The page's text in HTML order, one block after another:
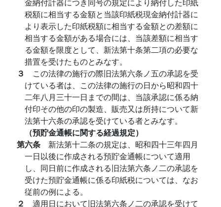
税額に相当する金額と当該印紙税現金納付計器に
より表示した印紙税額に相当する金額との差額に
相当する金額がある場合には、当該差額に相当す
る金額を限度として、新法第十条第二項の必要な
措置を受けたものとみなす。
３ この法律の施行の際旧法第六条ノ五の承認を受
けている者は、この法律の施行の日から昭和四十
二年八月三十一日までの間は、当該承認に係る納
付印その他の印の製造、販売又は所持について新
法第十六条の承認を受けている者とみなす。
（預貯金通帳に関する経過規定）
第六条 新法第十二条の規定は、昭和四十三年四月
一日以後に作成される預貯金通帳について適用
し、同日前に作成される旧法第六条ノ二の承認を
受けた預貯金通帳に係る印紙税については、なお
従前の例による。
２ 適用日において旧法第六条ノ二の承認を受けて